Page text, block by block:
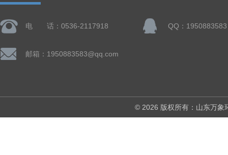
电 话：0536-2117918 QQ：1950883583
邮箱：1950883583@qq.com
© 2026 版权所有：山东万